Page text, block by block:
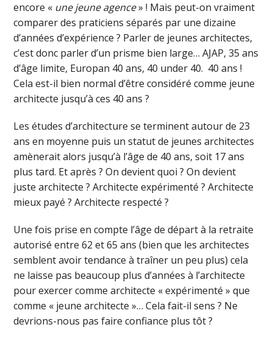
encore « une jeune agence» ! Mais peut-on vraiment
comparer des praticiens séparés par une dizaine
d’années d’expérience ? Parler de jeunes architectes,
c’est donc parler d’un prisme bien large… AJAP, 35 ans
d’âge limite, Europan 40 ans, 40 under 40. 40 ans !
Cela est-il bien normal d’être considéré comme jeune
architecte jusqu’à ces 40 ans ?
Les études d’architecture se terminent autour de 23
ans en moyenne puis un statut de jeunes architectes
amènerait alors jusqu’à l’âge de 40 ans, soit 17 ans
plus tard. Et après ? On devient quoi ? On devient
juste architecte ? Architecte expérimenté ? Architecte
mieux payé ? Architecte respecté ?
Une fois prise en compte l’âge de départ à la retraite
autorisé entre 62 et 65 ans (bien que les architectes
semblent avoir tendance à traîner un peu plus) cela
ne laisse pas beaucoup plus d’années à l’architecte
pour exercer comme architecte « expérimenté » que
comme « jeune architecte »… Cela fait-il sens ? Ne
devrions-nous pas faire confiance plus tôt ?